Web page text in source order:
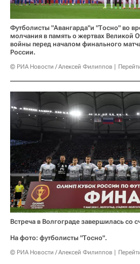
Футболисты "Авангарда"и "Тосно" во
молчания в память о жертвах Великой
войны перед началом финального
России.
© РИА Новости / Алексей Филиппов
Встреча в Волгограде завершилась со
На фото: футболисты "Тосно".
© РИА Новости / Алексей Филиппов